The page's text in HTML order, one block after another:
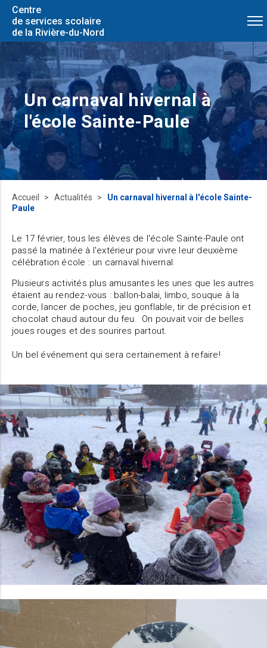
Centre
de services scolaire
de la Rivière-du-Nord
Un carnaval hivernal à
l'école Sainte-Paule
Accueil Actualités
Un carnaval hivernal à l'école Sainte-
Paule
Le 17 février, tous les élèves de l'école Sainte-Paule ont
passé la matinée à l'extérieur pour vivre leur deuxième
célébration école : un carnaval hivernal.
Plusieurs activités plus amusantes les unes que les autres
étaient au rendez-vous : ballon-balai, limbo, souque à la
corde, lancer de poches, jeu gonflable, tir de précision et
chocolat chaud autour du feu. On pouvait voir de belles
joues rouges et des sourires partout.
Un bel événement qui sera certainement à refaire!